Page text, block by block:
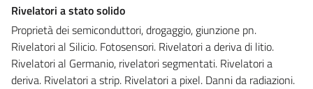
Rivelatori a stato solido
Proprietà dei semiconduttori, drogaggio, giunzione pn.
Rivelatori al Silicio. Fotosensori. Rivelatori a deriva di litio.
Rivelatori al Germanio, rivelatori segmentati. Rivelatori a
deriva. Rivelatori a strip. Rivelatori a pixel. Danni da radiazioni.